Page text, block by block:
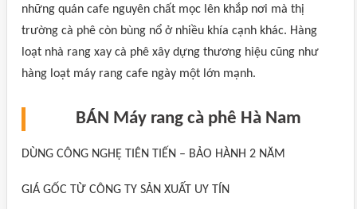
những quán cafe nguyên chất mọc lên khắp nơi mà thị
trường cà phê còn bùng nổ ở nhiều khía cạnh khác. Hàng
loạt nhà rang xay cà phê xây dựng thương hiệu cũng như
hàng loạt máy rang cafe ngày một lớn mạnh.
BÁN Máy rang cà phê Hà Nam
DÙNG CÔNG NGHỆ TIÊN TIẾN – BẢO HÀNH 2 NĂM
GIÁ GỐC TỪ CÔNG TY SẢN XUẤT UY TÍN